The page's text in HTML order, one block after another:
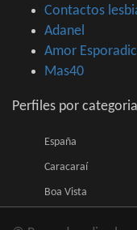
Contactos
Adanel
Amor
Mas40
Perfiles por
España
Caracaraí
Boa Vista